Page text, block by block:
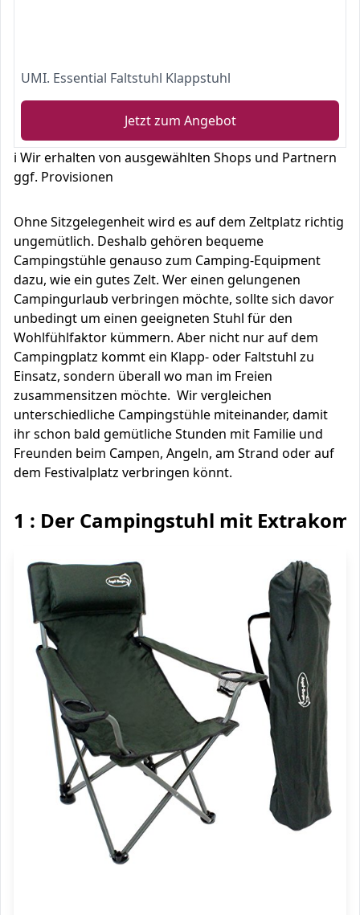
UMI. Essential Faltstuhl Klappstuhl
Jetzt zum Angebot
ℹ️ Wir erhalten von ausgewählten Shops und Partnern
ggf. Provisionen
Ohne Sitzgelegenheit wird es auf dem Zeltplatz richtig
ungemütlich. Deshalb gehören bequeme
Campingstühle genauso zum Camping-Equipment
dazu, wie ein gutes Zelt. Wer einen gelungenen
Campingurlaub verbringen möchte, sollte sich davor
unbedingt um einen geeigneten Stuhl für den
Wohlfühlfaktor kümmern. Aber nicht nur auf dem
Campingplatz kommt ein Klapp- oder Faltstuhl zu
Einsatz, sondern überall wo man im Freien
zusammensitzen möchte. Wir vergleichen
unterschiedliche Campingstühle miteinander, damit
ihr schon bald gemütliche Stunden mit Familie und
Freunden beim Campen, Angeln, am Strand oder auf
dem Festivalplatz verbringen könnt.
1 : Der Campingstuhl mit